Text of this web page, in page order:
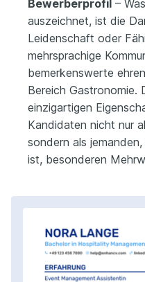
Bewerberprofil –
auszeichnet, ist die
Leidenschaft oder
mehrsprachige
bemerkenswerte
Bereich Gastronomie.
einzigartigen
Kandidaten nicht nur
sondern als
ist, besonderen